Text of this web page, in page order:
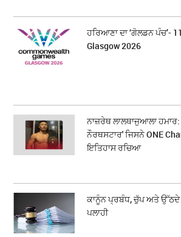
ਹਰਿਆਣਾ ਦਾ ‘ਗੋਲਡਨ ਪੰਚ’-
Glasgow 2026
ਨਾਜ਼ਰੇਥ ਲਾਲਥਾਜੁਆਲਾ
ਨੌਰਥਸਟਾਰ' ਜਿਸਨੇ ONE
ਇਤਿਹਾਸ ਰਚਿਆ
ਕਾਨੂੰਨ ਪ੍ਰਬੰਧ, ਚੁੱਪ ਅਤੇ ਉੱਠਦੇ
ਪਲਾਹੀ